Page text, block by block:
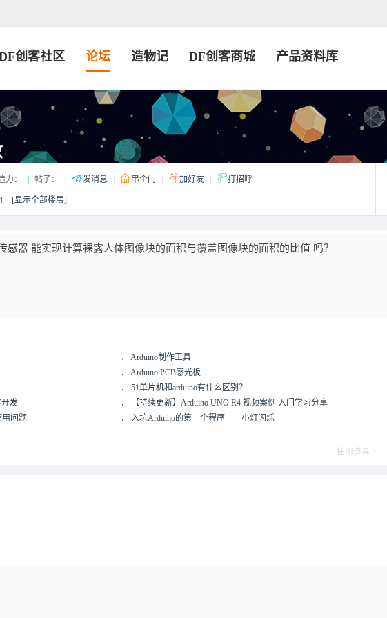
创客社区 论坛 造物记 DF创客商城 产品资料库
力： 帖子： 发消息 串个门 加好友 打招呼
[显示全部楼层]
感器 能实现计算裸露人体图像块的面积与覆盖图像块的面积的比值 吗？
． Arduino制作工具
． Arduino PCB感光板
． 51单片机和arduino有什么区别？
开发 ．
【持续更新】Arduino UNO R4 视频案例 入门学习分享
用问题 ． 入坑Arduino的第一个程序——小灯闪烁
使用道具